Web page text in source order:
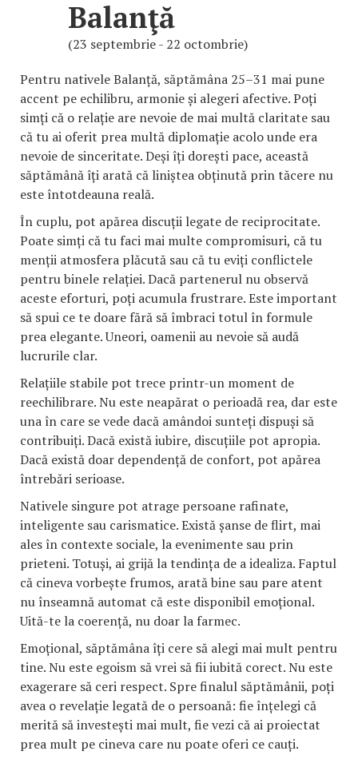
Balanţă
(23 septembrie - 22 octombrie)
Pentru nativele Balanță, săptămâna 25–31 mai pune
accent pe echilibru, armonie și alegeri afective. Poți
simți că o relație are nevoie de mai multă claritate sau
că tu ai oferit prea multă diplomație acolo unde era
nevoie de sinceritate. Deși îți dorești pace, această
săptămână îți arată că liniștea obținută prin tăcere nu
este întotdeauna reală.
În cuplu, pot apărea discuții legate de reciprocitate.
Poate simți că tu faci mai multe compromisuri, că tu
menții atmosfera plăcută sau că tu eviți conflictele
pentru binele relației. Dacă partenerul nu observă
aceste eforturi, poți acumula frustrare. Este important
să spui ce te doare fără să îmbraci totul în formule
prea elegante. Uneori, oamenii au nevoie să audă
lucrurile clar.
Relațiile stabile pot trece printr-un moment de
reechilibrare. Nu este neapărat o perioadă rea, dar este
una în care se vede dacă amândoi sunteți dispuși să
contribuiți. Dacă există iubire, discuțiile pot apropia.
Dacă există doar dependență de confort, pot apărea
întrebări serioase.
Nativele singure pot atrage persoane rafinate,
inteligente sau carismatice. Există șanse de flirt, mai
ales în contexte sociale, la evenimente sau prin
prieteni. Totuși, ai grijă la tendința de a idealiza. Faptul
că cineva vorbește frumos, arată bine sau pare atent
nu înseamnă automat că este disponibil emoțional.
Uită-te la coerență, nu doar la farmec.
Emoțional, săptămâna îți cere să alegi mai mult pentru
tine. Nu este egoism să vrei să fii iubită corect. Nu este
exagerare să ceri respect. Spre finalul săptămânii, poți
avea o revelație legată de o persoană: fie înțelegi că
merită să investești mai mult, fie vezi că ai proiectat
prea mult pe cineva care nu poate oferi ce cauți.